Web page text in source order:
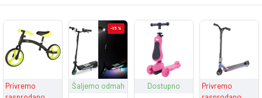
Privremo
-15 %
Šaljemo odmah Dostupno
Privremo